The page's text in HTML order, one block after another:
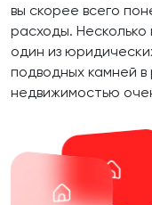
вы скорее всего
расходы.
один из
подводных камней
недвижимостью